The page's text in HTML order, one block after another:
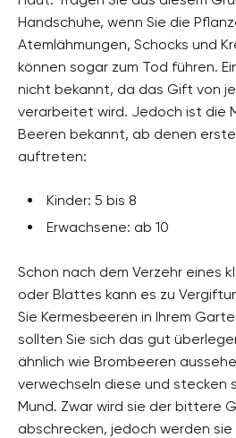
Handschuhe, wenn Sie die
Atemlähmungen, Schocks und
können sogar zum Tod führen.
nicht bekannt, da das Gift von
verarbeitet wird. Jedoch ist die
Beeren bekannt, ab denen
auftreten:
Kinder: 5 bis 8
Erwachsene: ab 10
Schon nach dem Verzehr eines
oder Blattes kann es zu
Sie Kermesbeeren in Ihrem
sollten Sie sich das gut
ähnlich wie Brombeeren
verwechseln diese und stecken
Mund. Zwar wird sie der bittere
abschrecken, jedoch werden